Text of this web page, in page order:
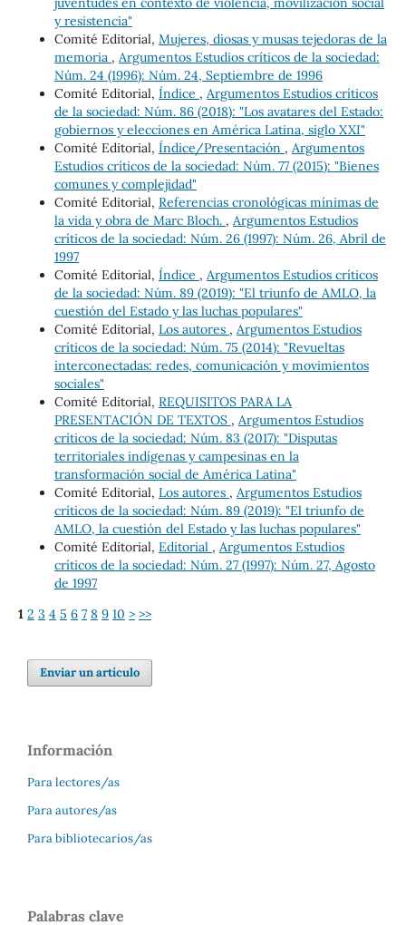
y resistencia"
Comité Editorial, Mujeres, diosas y musas tejedoras de la
memoria , Argumentos Estudios críticos de la sociedad:
Núm. 24 (1996): Núm. 24, Septiembre de 1996
Comité Editorial, Índice , Argumentos Estudios críticos
de la sociedad: Núm. 86 (2018): "Los avatares del Estado:
gobiernos y elecciones en América Latina, siglo XXI"
Comité Editorial, Índice/Presentación , Argumentos
Estudios críticos de la sociedad: Núm. 77 (2015): "Bienes
comunes y complejidad"
Comité Editorial, Referencias cronológicas mínimas de
la vida y obra de Marc Bloch. , Argumentos Estudios
críticos de la sociedad: Núm. 26 (1997): Núm. 26, Abril de
1997
Comité Editorial, Índice , Argumentos Estudios críticos
de la sociedad: Núm. 89 (2019): "El triunfo de AMLO, la
cuestión del Estado y las luchas populares"
Comité Editorial, Los autores , Argumentos Estudios
críticos de la sociedad: Núm. 75 (2014): "Revueltas
interconectadas: redes, comunicación y movimientos
sociales"
Comité Editorial, REQUISITOS PARA LA
PRESENTACIÓN DE TEXTOS , Argumentos Estudios
críticos de la sociedad: Núm. 83 (2017): "Disputas
territoriales indígenas y campesinas en la
transformación social de América Latina"
Comité Editorial, Los autores , Argumentos Estudios
críticos de la sociedad: Núm. 89 (2019): "El triunfo de
AMLO, la cuestión del Estado y las luchas populares"
Comité Editorial, Editorial , Argumentos Estudios
críticos de la sociedad: Núm. 27 (1997): Núm. 27, Agosto
de 1997
1 2 3 4 5 6 7 8 9 10 > >>
Enviar un artículo
Información
Para lectores/as
Para autores/as
Para bibliotecarios/as
Palabras clave